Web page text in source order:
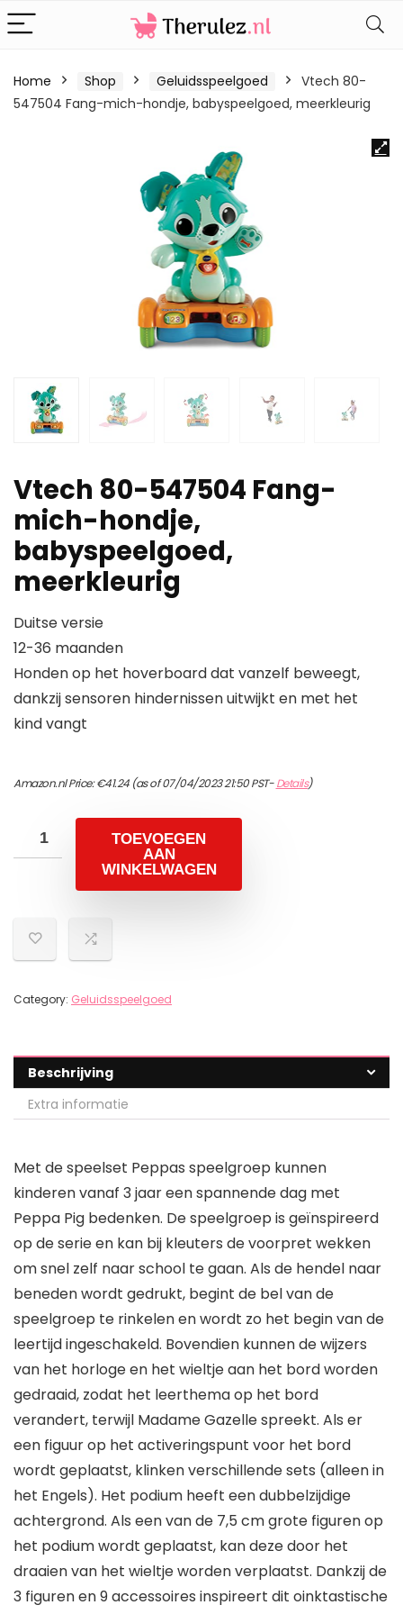
Home Shop Geluidsspeelgoed
Vtech 80-
547504 Fang-mich-hondje, babyspeelgoed, meerkleurig
Vtech 80-547504 Fang-
mich-hondje,
babyspeelgoed,
meerkleurig
Duitse versie
12-36 maanden
Honden op het hoverboard dat vanzelf beweegt,
dankzij sensoren hindernissen uitwijkt en met het
kind vangt
Amazon.nl Price:€41.24(as of 07/04/2023 21:50 PST-Details)
TOEVOEGEN
AAN
WINKELWAGEN
Category: Geluidsspeelgoed
Beschrijving
Extra informatie
Met de speelset Peppas speelgroep kunnen
kinderen vanaf 3 jaar een spannende dag met
Peppa Pig bedenken. De speelgroep is geïnspireerd
op de serie en kan bij kleuters de voorpret wekken
om snel zelf naar school te gaan. Als de hendel naar
beneden wordt gedrukt, begint de bel van de
speelgroep te rinkelen en wordt zo het begin van de
leertijd ingeschakeld. Bovendien kunnen de wijzers
van het horloge en het wieltje aan het bord worden
gedraaid, zodat het leerthema op het bord
verandert, terwijl Madame Gazelle spreekt. Als er
een figuur op het activeringspunt voor het bord
wordt geplaatst, klinken verschillende sets (alleen in
het Engels). Het podium heeft een dubbelzijdige
achtergrond. Als een van de 7,5 cm grote figuren op
het podium wordt geplaatst, kan deze door het
draaien van het wieltje worden verplaatst. Dankzij de
3 figuren en 9 accessoires inspireert dit oinktastische